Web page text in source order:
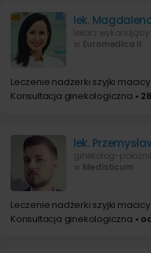
lek.
w Euromedica II
Leczenie nadżerki szyjki
Konsultacja ginekologiczna •
lek.
ginekolog-
w Medisticum
Leczenie nadżerki szyjki
Konsultacja ginekologiczna •